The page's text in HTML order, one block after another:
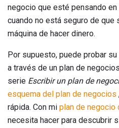
negocio que esté pensando
cuando no está seguro de que
máquina de hacer dinero.
Por supuesto, puede probar
a través de un plan de
serie Escribir un plan de
esquema del plan de negocios
rápida. Con mi plan de negocio
necesita hacer para descubrir